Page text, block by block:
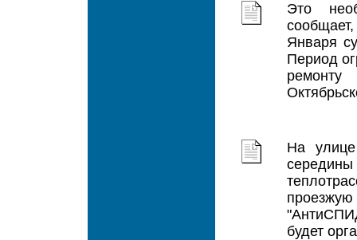
Это
Января
Период
На
будет